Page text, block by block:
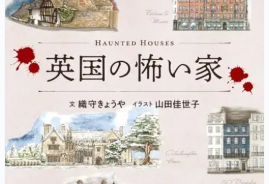
若ゲのいたり〜ゲームクリエイターの青春〜
『うつヌケ』『ペンと箸』等で知られるマンガ家・田中圭
一先生によるゲーム業界レポートマンガです。
なんでゲームは面白い？
ゲーム開発者・hamatsu氏がゲームの魅力を画面や操作の
具体的な形から解き明かしていく、硬派で骨太な評論連載
です。
ゲームが変えた日本語
「経験値」「裏技」「ラスボス」… ゲームにまつわる言葉
の起源や用法の変遷を、コンピューター文化史研究家・タ
イニーP氏が徹底調査。
カテゴリ